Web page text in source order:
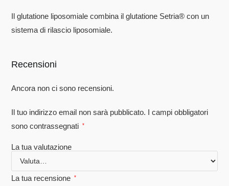
Il glutatione liposomiale combina il glutatione Setria®️ con un
sistema di rilascio liposomiale.
Recensioni
Ancora non ci sono recensioni.
Il tuo indirizzo email non sarà pubblicato. I campi obbligatori
sono contrassegnati
*
La tua valutazione
La tua recensione *